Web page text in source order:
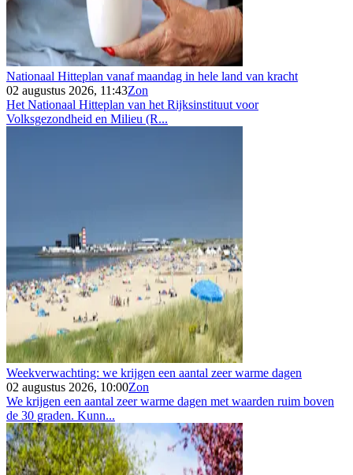
Nationaal Hitteplan vanaf maandag in hele land van kracht
02 augustus 2026, 11:43Zon
Het Nationaal Hitteplan van het Rijksinstituut voor
Volksgezondheid en Milieu (R...
Weekverwachting: we krijgen een aantal zeer warme dagen
02 augustus 2026, 10:00Zon
We krijgen een aantal zeer warme dagen met waarden ruim boven
de 30 graden. Kunn...